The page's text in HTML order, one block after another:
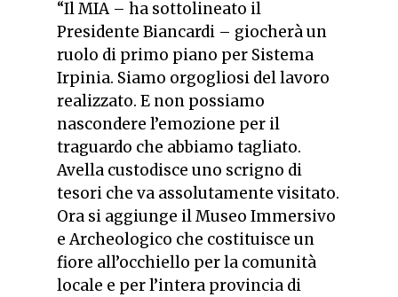
“Il MIA – ha sottolineato il
Presidente Biancardi – giocherà un
ruolo di primo piano per Sistema
Irpinia. Siamo orgogliosi del lavoro
realizzato. E non possiamo
nascondere l’emozione per il
traguardo che abbiamo tagliato.
Avella custodisce uno scrigno di
tesori che va assolutamente visitato.
Ora si aggiunge il Museo Immersivo
e Archeologico che costituisce un
fiore all’occhiello per la comunità
locale e per l’intera provincia di